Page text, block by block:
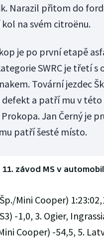
Narazil přitom do
na svém citroënu.
je po první etapě
SWRC je třetí
Tovární jezdec
defekt a patří mu v
Jan Černý je
patří šesté místo.
závod MS v
Mini Cooper)
-1,0, 3. Ogier,
Cooper) -54,5, 5.